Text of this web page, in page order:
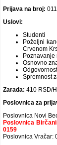
Prijava na broj:
Uslovi:
Studenti
Poželjni
Crvenom
Poznavanje
Osnovno
Spremnost
Zarada: 410 RSD/H
Poslovnica za
Poslovnica Novi
Poslovnica
0159
Poslovnica Vračar: